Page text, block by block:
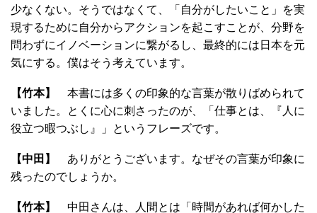
少なくない。そうではなくて、「自分がしたいこと」を実
現するために自分からアクションを起こすことが、分野を
問わずにイノベーションに繋がるし、最終的には日本を元
気にする。僕はそう考えています。
【竹本】
本書には多くの印象的な言葉が散りばめられて
いました。とくに心に刺さったのが、「仕事とは、『人に
役立つ暇つぶし』」というフレーズです。
【中田】
ありがとうございます。なぜその言葉が印象に
残ったのでしょうか。
【竹本】 中田さんは、人間とは「時間があれば何かした